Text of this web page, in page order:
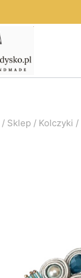
/ Sklep / Kolczyki /